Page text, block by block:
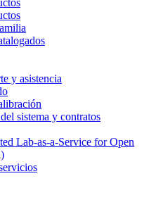
y asistencia
sistema y contratos
Lab-as-a-Service for Open